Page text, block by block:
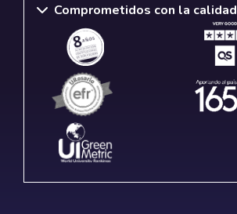
Comprometidos con la calidad